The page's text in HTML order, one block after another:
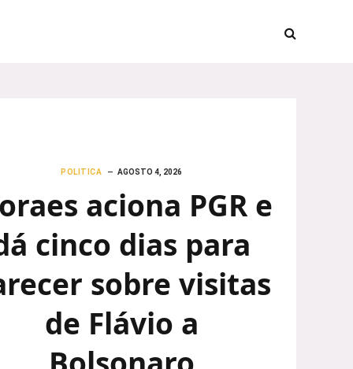
POLITICA AGOSTO 4, 2026
aciona PGR e
cinco dias para
sobre visitas
de Flávio a